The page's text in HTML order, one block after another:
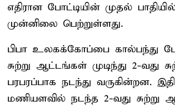
எதிரான போட்டியின் முதல்
முன்னிலை பெற்றுள்ளது.
பிபா உலகக்கோப்பை கால்பந்து
சுற்று ஆட்டங்கள் முடிந்து 2-வது
பரபரப்பாக நடந்து வருகின்றன.
மணியளவில் நடந்த 2-வது சுற்று